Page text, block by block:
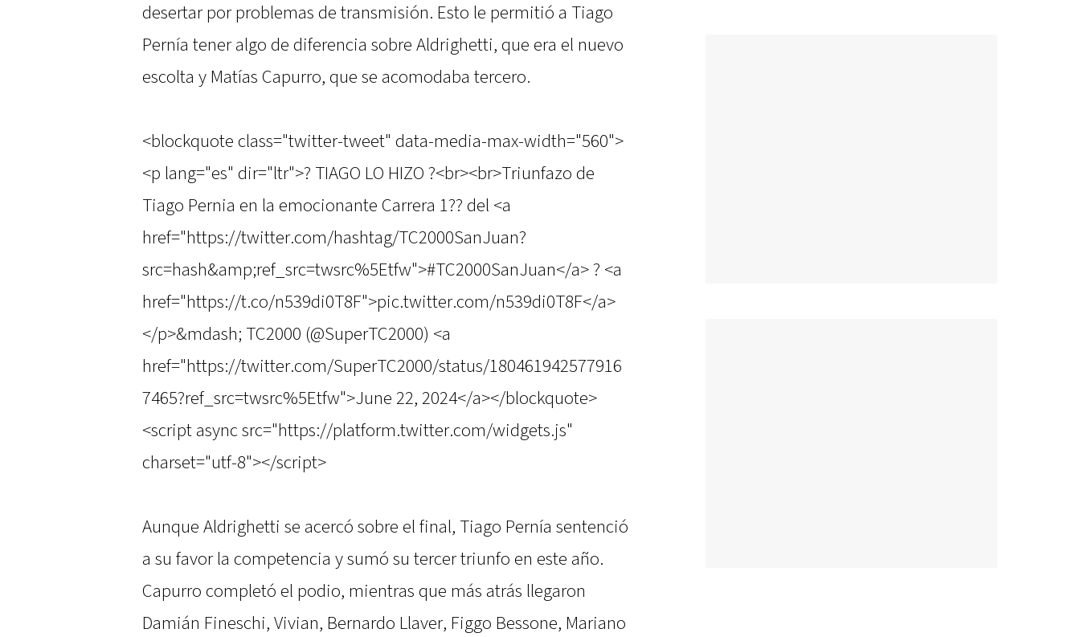
desertar por problemas de transmisión. Esto le permitió a Tiago
Pernía tener algo de diferencia sobre Aldrighetti, que era el nuevo
escolta y Matías Capurro, que se acomodaba tercero.
<blockquote class="twitter-tweet" data-media-max-width="560">
<p lang="es" dir="ltr">? TIAGO LO HIZO ?<br><br>Triunfazo de
Tiago Pernia en la emocionante Carrera 1?? del <a
href="https://twitter.com/hashtag/TC2000SanJuan?
src=hash&amp;ref_src=twsrc%5Etfw">#TC2000SanJuan</a> ? <a
href="https://t.co/n539di0T8F">pic.twitter.com/n539di0T8F</a>
</p>&mdash; TC2000 (@SuperTC2000) <a
href="https://twitter.com/SuperTC2000/status/180461942577916
7465?ref_src=twsrc%5Etfw">June 22, 2024</a></blockquote>
<script async src="https://platform.twitter.com/widgets.js"
charset="utf-8"></script>
Aunque Aldrighetti se acercó sobre el final, Tiago Pernía sentenció
a su favor la competencia y sumó su tercer triunfo en este año.
Capurro completó el podio, mientras que más atrás llegaron
Damián Fineschi, Vivian, Bernardo Llaver, Figgo Bessone, Mariano